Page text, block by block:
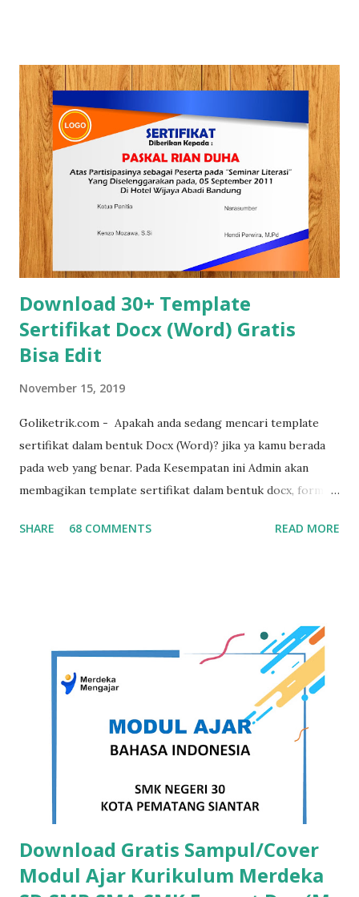
bahwa pada saat membuat laporan, membuat proposal dan
membuat makalah selain dari mempersiapkan isinya secara
matang kita juga harus memperhatikan desain covernya,
karena cover salah satu bagian yang sangat krusial untuk
menentukan apakah laporan,proposal dan makalah yang
kamu buat akan dibaca atau tidak. Jika ditanya apakah
penting membuat cover yang menarik dan kreatif? tentu
jawabannya adalah Ya, karena cover menjadi bagian yang
tidak terpisakan dari laporan, proposal dan d...
Download 30+ Template
Sertifikat Docx (Word) Gratis
Bisa Edit
November 15, 2019
Goliketrik.com - Apakah anda sedang mencari template
sertifikat dalam bentuk Docx (Word)? jika ya kamu berada
pada web yang benar. Pada Kesempatan ini Admin akan
membagikan template sertifikat dalam bentuk docx, format
untuk diedit ulang sesuai dengan kebutuhan. template ini
jelas dibawah ini template sertifikat yang kami maksud :
Download Template Sertifikat Word Free Dibawah ini
koleksi template sertifikat docx (word) Template Sertifikat
Word Free Versi 1 DOWNLOAD Template Sertifikat Word
Free Versi 2 DOWNLOAD Template Sertifikat Word Free
Versi 3 DOWNLOAD Template Sertifikat Word Free Versi 4
DOWNLOAD Template Sertifikat Word Free Versi 5
DOWNLOAD Template Sertifikat ...
SHARE 68 COMMENTS READ MORE
Download Gratis Sampul/Cover
Modul Ajar Kurikulum Merdeka